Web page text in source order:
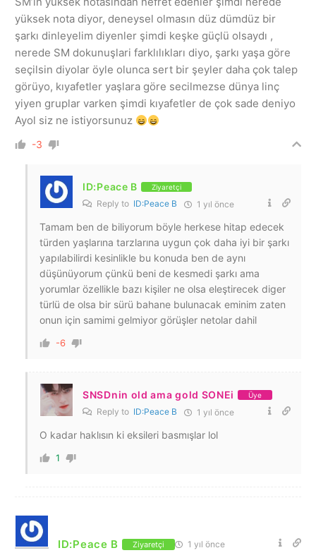
yüksek nota diyor, deneysel olmasın düz dümdüz bir
şarkı dinleyelim diyenler şimdi keşke güçlü olsaydı ,
nerede SM dokunuşlari farklılıkları diyo, şarkı yaşa göre
seçilsin diyolar öyle olunca sert bir şeyler daha çok talep
görüyo, kıyafetler yaşlara göre secilmezse dünya linç
yiyen gruplar varken şimdi kıyafetler de çok sade deniyo
Ayol siz ne istiyorsunuz
-3
ID:Peace B Ziyaretçi
Reply to ID:Peace B 1 yıl önce
Tamam ben de biliyorum böyle herkese hitap edecek
türden yaşlarına tarzlarına uygun çok daha iyi bir şarkı
yapılabilirdi kesinlikle bu konuda ben de aynı
düşünüyorum çünkü beni de kesmedi şarkı ama
yorumlar özellikle bazı kişiler ne olsa eleştirecek diger
türlü de olsa bir sürü bahane bulunacak eminim zaten
onun için samimi gelmiyor görüşler netolar dahil
-6
SNSDnin old ama gold SONEi Üye
Reply to ID:Peace B 1 yıl önce
O kadar haklısın ki eksileri basmışlar lol
1
ID:Peace B Ziyaretçi 1 yıl önce